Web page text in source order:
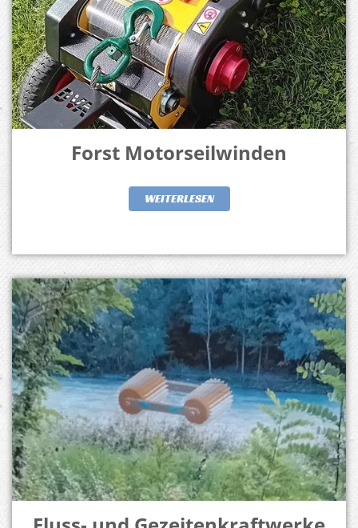
Forst Motorseilwinden
WEITERLESEN